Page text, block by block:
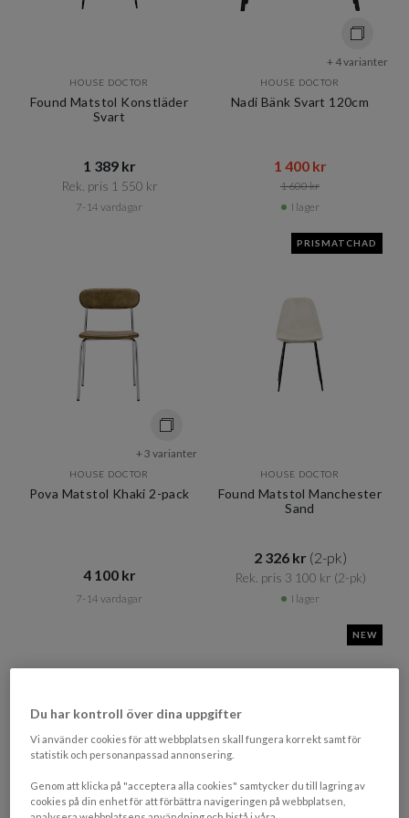
HOUSE DOCTOR
Found Matstol Konstläder
Svart
1 389 kr​​
Rek. pris 1 550 kr​​
7-14 vardagar
+ 4 varianter
HOUSE DOCTOR
Nadi Bänk Svart 120cm
1 400 kr​​
1 600 kr​​
I lager
+ 3 varianter
HOUSE DOCTOR
Pova Matstol Khaki 2-pack
4 100 kr​​
7-14 vardagar
PRISMATCHAD
HOUSE DOCTOR
Found Matstol Manchester
Sand
2 326 kr​​ (2-pk)
Rek. pris 3 100 kr​​ (2-pk)
I lager
NEW
Du har kontroll över dina uppgifter
Vi använder cookies för att webbplatsen skall fungera korrekt samt för
statistik och personanpassad annonsering.
Genom att klicka på "acceptera alla cookies" samtycker du till lagring av
cookies på din enhet för att förbättra navigeringen på webbplatsen,